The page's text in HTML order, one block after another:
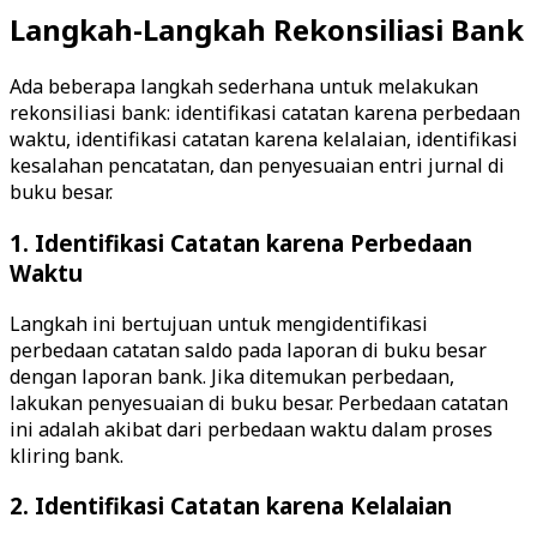
Langkah-Langkah Rekonsiliasi Bank
Ada beberapa langkah sederhana untuk melakukan
rekonsiliasi bank: identifikasi catatan karena perbedaan
waktu, identifikasi catatan karena kelalaian, identifikasi
kesalahan pencatatan, dan penyesuaian entri jurnal di
buku besar.
1. Identifikasi Catatan karena Perbedaan
Waktu
Langkah ini bertujuan untuk mengidentifikasi
perbedaan catatan saldo pada laporan di buku besar
dengan laporan bank. Jika ditemukan perbedaan,
lakukan penyesuaian di buku besar. Perbedaan catatan
ini adalah akibat dari perbedaan waktu dalam proses
kliring bank.
2. Identifikasi Catatan karena Kelalaian